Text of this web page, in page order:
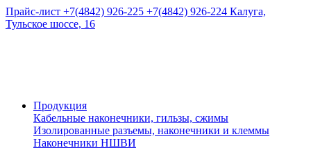
Прайс-лист +7(4842) 926-225 +7(4842) 926-224 Калуга,
Тульское шоссе, 16
Продукция
Кабельные наконечники, гильзы, сжимы
Изолированные разъемы, наконечники и клеммы
Наконечники НШВИ